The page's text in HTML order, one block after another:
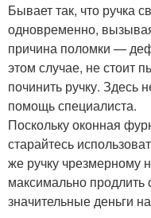
Бывает так, что ручка
одновременно,
причина поломки —
этом случае, не стоит
починить ручку. Здесь
помощь специалиста.
Поскольку оконная
старайтесь
же ручку чрезмерному
максимально продлить
значительные деньги